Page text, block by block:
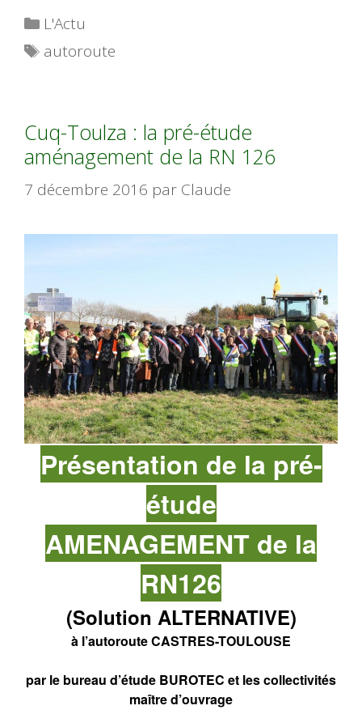
Catégories
L'Actu
Étiquettes
autoroute
Cuq-Toulza : la pré-étude
aménagement de la RN 126
7 décembre 2016 par Claude
Présentation de la pré-
étude
AMENAGEMENT de la
RN126
(Solution ALTERNATIVE)
à l’autoroute CASTRES-TOULOUSE
par le bureau d’étude BUROTEC et les collectivités
maître d’ouvrage